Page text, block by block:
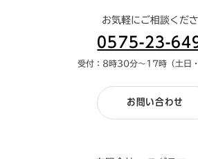
お気軽にご相談くだ
0575-23-
受付：8時30分～17時（土日・
お問い合わせ